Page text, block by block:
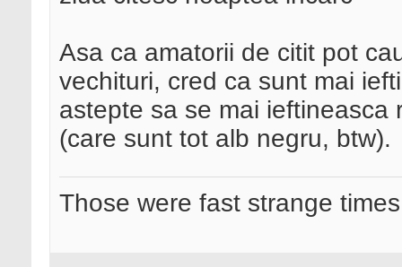
Asa ca amatorii de citit pot
vechituri, cred ca sunt mai
astepte sa se mai
(care sunt tot alb negru, btw).
Those were fast strange